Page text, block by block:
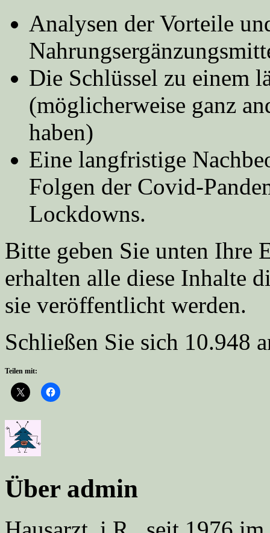
Analysen der Vorteile
Die Schlüssel zu einem
(möglicherweise ganz
haben)
Eine langfristige
Folgen der Covid-
Lockdowns.
Bitte geben Sie unten Ihre
erhalten alle diese Inhalte
sie veröffentlicht werden.
Schließen Sie sich 10.948
Teilen mit:
Über admin